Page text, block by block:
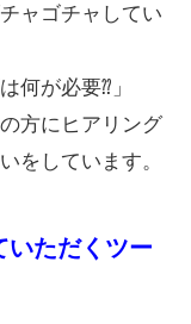
ャゴチャしてい
何が必要⁇」
方にヒアリング
をしています。
いただくツー